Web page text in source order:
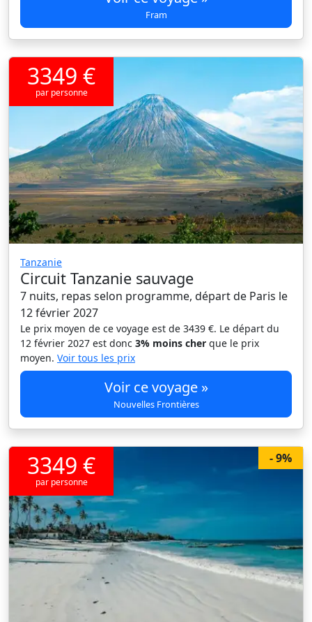
Fram
3349 €
par personne
Tanzanie
Circuit Tanzanie sauvage
7 nuits, repas selon programme, départ de Paris le
12 février 2027
Le prix moyen de ce voyage est de 3439 €. Le départ du
12 février 2027 est donc 3% moins cher que le prix
moyen. Voir tous les prix
Voir ce voyage »
Nouvelles Frontières
- 9%
3349 €
par personne